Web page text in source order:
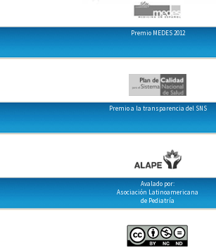
Premio MEDES 2012
Premio a la transparencia del SNS
Avalado por:
Asociación Latinoamericana
de Pediatría